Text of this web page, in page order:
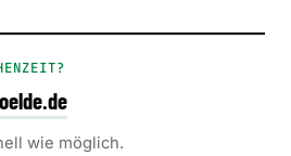
wie möglich.